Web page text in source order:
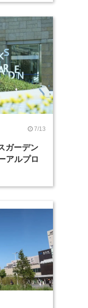
7/13
ガーデン
アルプロ